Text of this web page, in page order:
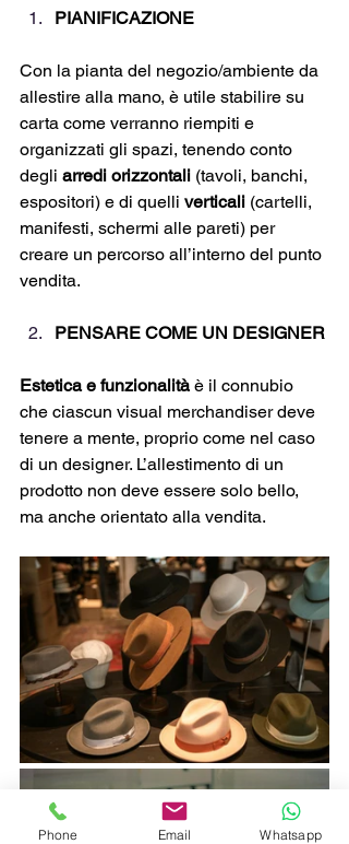
PIANIFICAZIONE
Con la pianta del negozio/ambiente da
allestire alla mano, è utile stabilire su
carta come verranno riempiti e
organizzati gli spazi, tenendo conto
degli arredi orizzontali (tavoli, banchi,
espositori) e di quelli verticali (cartelli,
manifesti, schermi alle pareti) per
creare un percorso all’interno del punto
vendita.
PENSARE COME UN DESIGNER
Estetica e funzionalità è il connubio
che ciascun visual merchandiser deve
tenere a mente, proprio come nel caso
di un designer. L’allestimento di un
prodotto non deve essere solo bello,
ma anche orientato alla vendita.
Phone Email Whatsapp